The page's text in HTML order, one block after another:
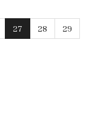
27 28
29